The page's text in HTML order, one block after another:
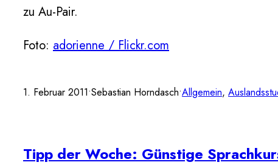
zu Au-Pair.
Foto: adorienne / Flickr.com
1. Februar 2011•Sebastian Horndasch•Allgemein,
Tipp der Woche: Günstige